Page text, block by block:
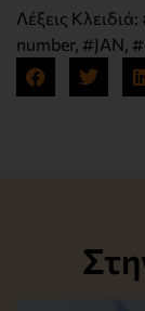
Λέξεις Κλειδιά:
number, #JAN,